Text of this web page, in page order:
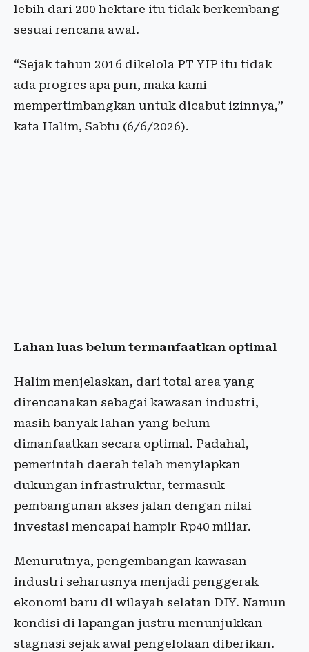
lebih dari 200 hektare itu tidak berkembang
sesuai rencana awal.
“Sejak tahun 2016 dikelola PT YIP itu tidak
ada progres apa pun, maka kami
mempertimbangkan untuk dicabut izinnya,”
kata Halim, Sabtu (6/6/2026).
Lahan luas belum termanfaatkan optimal
Halim menjelaskan, dari total area yang
direncanakan sebagai kawasan industri,
masih banyak lahan yang belum
dimanfaatkan secara optimal. Padahal,
pemerintah daerah telah menyiapkan
dukungan infrastruktur, termasuk
pembangunan akses jalan dengan nilai
investasi mencapai hampir Rp40 miliar.
Menurutnya, pengembangan kawasan
industri seharusnya menjadi penggerak
ekonomi baru di wilayah selatan DIY. Namun
kondisi di lapangan justru menunjukkan
stagnasi sejak awal pengelolaan diberikan.